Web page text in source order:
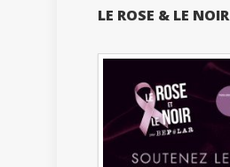
LE ROSE & LE NOIR